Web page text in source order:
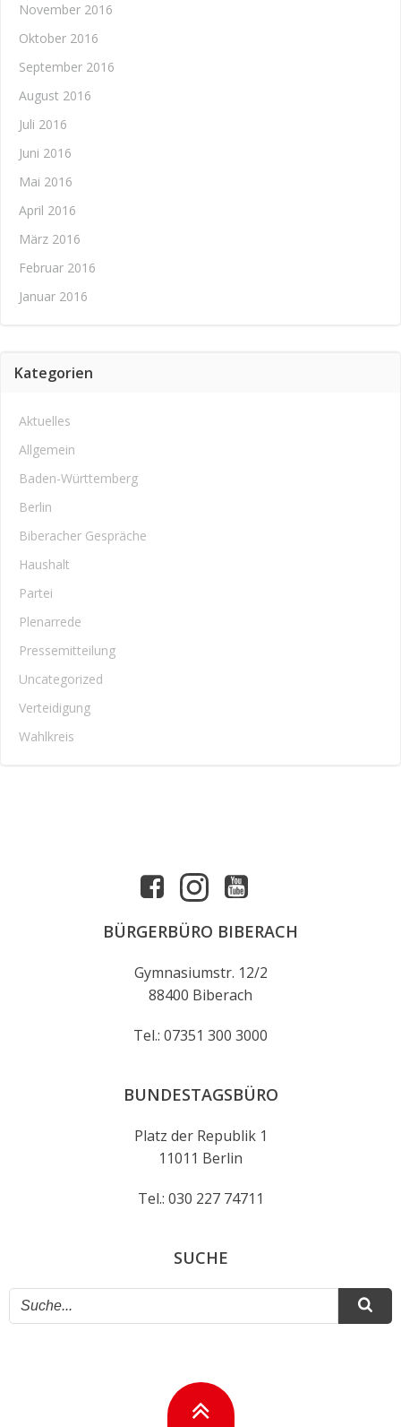
November 2016
Oktober 2016
September 2016
August 2016
Juli 2016
Juni 2016
Mai 2016
April 2016
März 2016
Februar 2016
Januar 2016
Kategorien
Aktuelles
Allgemein
Baden-Württemberg
Berlin
Biberacher Gespräche
Haushalt
Partei
Plenarrede
Pressemitteilung
Uncategorized
Verteidigung
Wahlkreis
BÜRGERBÜRO BIBERACH
Gymnasiumstr. 12/2
88400 Biberach
Tel.: 07351 300 3000
BUNDESTAGSBÜRO
Platz der Republik 1
11011 Berlin
Tel.: 030 227 74711
SUCHE